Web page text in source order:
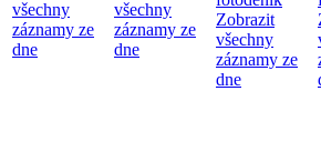
všechny
záznamy ze
dne
všechny
záznamy ze
dne
Zobrazit
všechny
záznamy ze
dne